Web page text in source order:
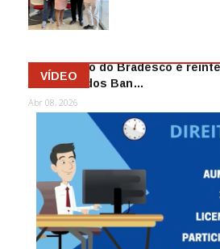
Mai 13, 2026
Funcionário do Bradesco é
Sindicato dos Ban…
Abr 08, 2026
VÍDEO